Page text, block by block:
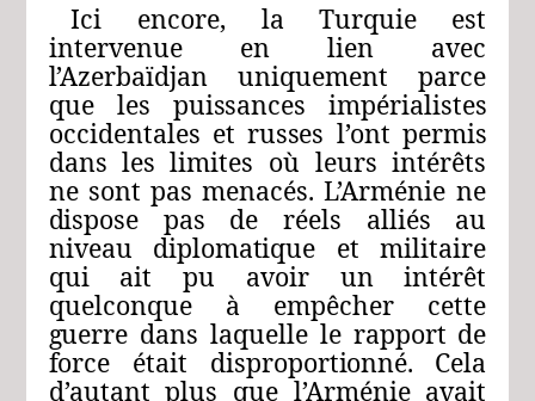
Ici
encore, la Turquie
est
intervenue
en lien
avec
l’Azerbaïdjan
uniquement
parce
que
les puissances impérialistes
occidentales et russes l’ont permis
dans les limites où leurs intérêts
ne sont pas menacés. L’Arménie ne
dispose
pas de réels alliés
au
niveau
diplomatique et
militaire
qui
ait pu avoir un
intérêt
quelconque
à empêcher
cette
guerre dans laquelle le rapport de
force
était disproportionné.
Cela
d’autant plus que l’Arménie avait